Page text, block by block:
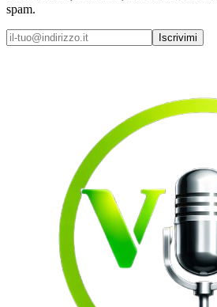
spam.
Iscrivimi